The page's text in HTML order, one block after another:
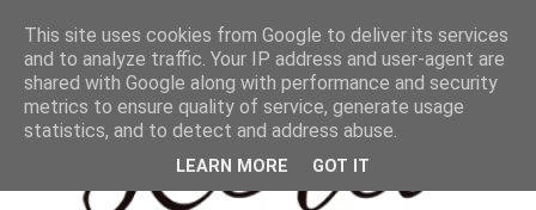
This site uses cookies from Google to deliver its services
and to analyze traffic. Your IP address and user-agent are
shared with Google along with performance and security
metrics to ensure quality of service, generate usage
statistics, and to detect and address abuse.
LEARN MORE GOT IT